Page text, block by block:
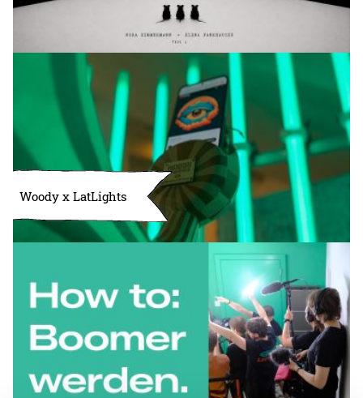
Woody x LatLights